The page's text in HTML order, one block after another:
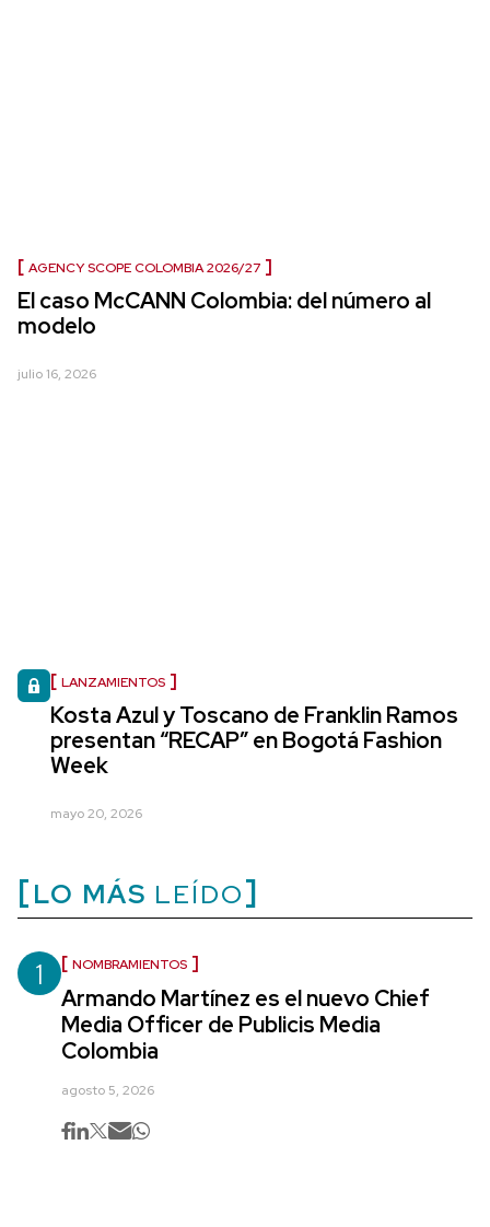
AGENCY SCOPE COLOMBIA 2026/27
El caso McCANN Colombia: del número al
modelo
julio 16, 2026
LANZAMIENTOS
Kosta Azul y Toscano de Franklin Ramos
presentan “RECAP” en Bogotá Fashion
Week
mayo 20, 2026
LO MÁS LEÍDO
1 NOMBRAMIENTOS
Armando Martínez es el nuevo Chief
Media Officer de Publicis Media
Colombia
agosto 5, 2026